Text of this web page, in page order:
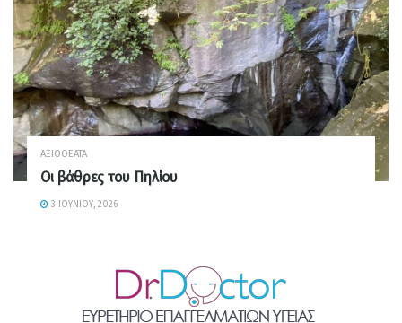
ΑΞΙΟΘΈΑΤΑ
Οι βάθρες του Πηλίου
3 ΙΟΥΝΊΟΥ, 2026